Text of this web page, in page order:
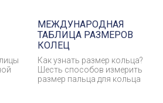
МЕЖДУНАРОДНАЯ
ТАБЛИЦА РАЗМЕРОВ
КОЛЕЦ
Как узнать размер кольца?
Шесть способов измерить
размер пальца для кольца